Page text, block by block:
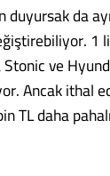
da
ve
Ancak ithal
TL daha